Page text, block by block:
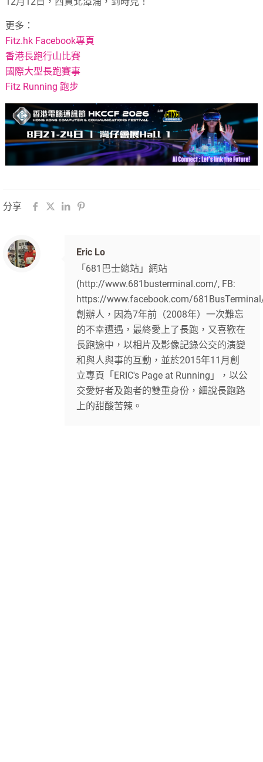
更多：
Fitz.hk Facebook專頁
香港長跑行山比賽
國際大型長跑賽事
Fitz Running 跑步
分享
Eric Lo
「681巴士總站」網站
(http://www.681busterminal.com/, FB:
https://www.facebook.com/
創辦人，因為7年前（2008年）一次難忘
的不幸遭遇，最終愛上了長跑，又喜歡在
長跑途中，以相片及影像記錄公交的演變
和與人與事的互動，並於2015年11月創
立專頁「ERIC's Page at Running」，以公
交愛好者及跑者的雙重身份，細說長跑路
上的甜酸苦辣。